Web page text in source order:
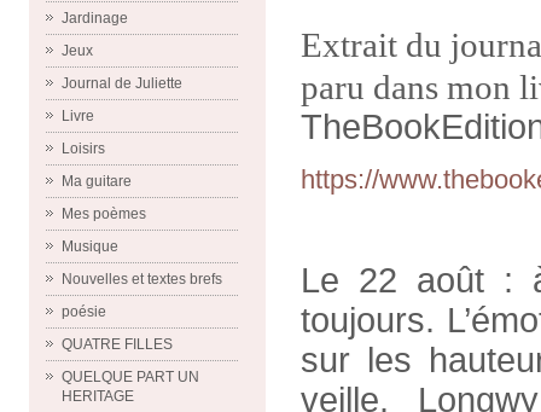
Jardinage
Jeux
Journal de Juliette
Livre
Loisirs
Ma guitare
Mes poèmes
Musique
Nouvelles et textes brefs
poésie
QUATRE FILLES
QUELQUE PART UN
HERITAGE
Extrait du
paru dans mon
https://
Le 22 août :
toujours.
sur les
veille.